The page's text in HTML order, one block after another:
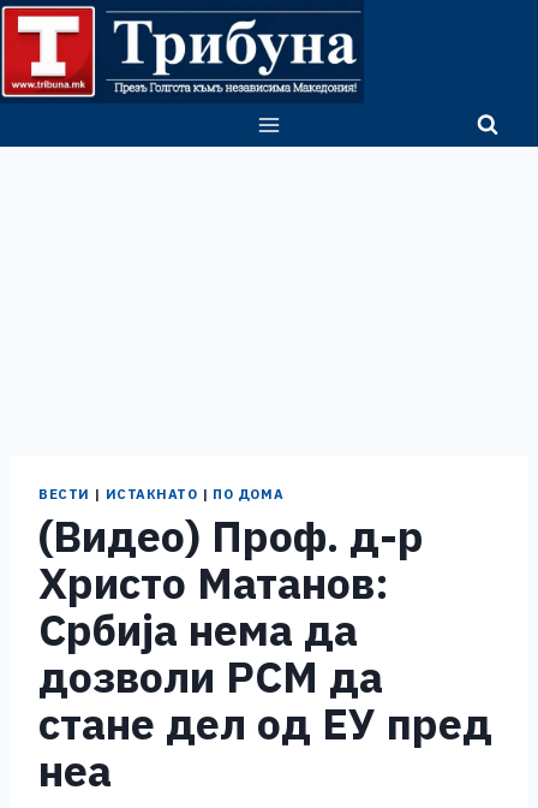
Skip
content
ВЕСТИ | ИСТАКНАТО | ПО ДОМА
(Видео) Проф. д-р
Христо Матанов:
Србија нема да
дозволи РСМ да
стане дел од ЕУ пред
неа